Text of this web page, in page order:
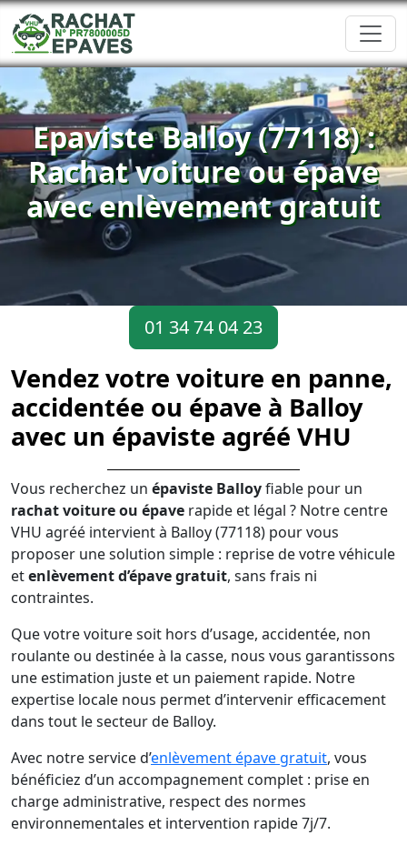
Epaviste Balloy (77118) :
Rachat voiture ou épave
avec enlèvement gratuit
01 34 74 04 23
Vendez votre voiture en panne,
accidentée ou épave à Balloy
avec un épaviste agréé VHU
Vous recherchez un épaviste Balloyfiable pour un
rachat voiture ou épave rapide et légal ? Notre centre
VHU agréé intervient à Balloy (77118) pour vous
proposer une solution simple : reprise de votre véhicule
etenlèvement d’épave gratuit, sans frais ni
contraintes.
Que votre voiture soit hors d’usage, accidentée, non
roulante ou destinée à la casse, nous vous garantissons
une estimation juste et un paiement rapide. Notre
expertise locale nous permet d’intervenir efficacement
dans tout le secteur de Balloy.
Avec notre service d’enlèvement épave gratuit, vous
bénéficiez d’un accompagnement complet : prise en
charge administrative, respect des normes
environnementales et intervention rapide 7j/7.